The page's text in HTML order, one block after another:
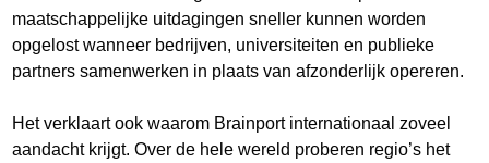
maatschappelijke uitdagingen sneller kunnen worden
opgelost wanneer bedrijven, universiteiten en publieke
partners samenwerken in plaats van afzonderlijk opereren.
Het verklaart ook waarom Brainport internationaal zoveel
aandacht krijgt. Over de hele wereld proberen regio’s het